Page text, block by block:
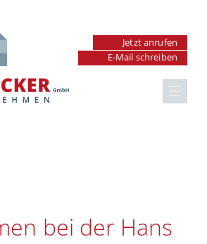
Jetzt anrufen
E-Mail schreiben
& Türen
&
in
bei der Hans